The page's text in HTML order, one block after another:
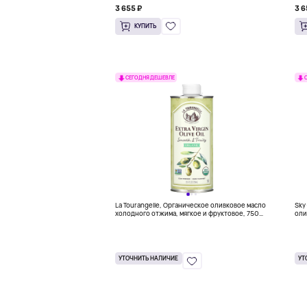
3 655 ₽
КУПИТЬ
3
СЕГОДНЯ ДЕШЕВЛЕ
La Tourangelle, Органическое оливковое масло
холодного отжима, мягкое и фруктовое, 750
УТОЧНИТЬ НАЛИЧИЕ